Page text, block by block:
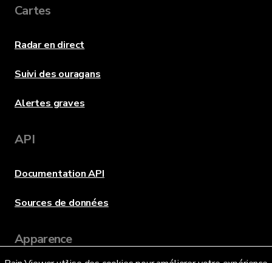
Cartes
Radar en direct
Suivi des ouragans
Alertes graves
API
Documentation API
Sources de données
Apparence